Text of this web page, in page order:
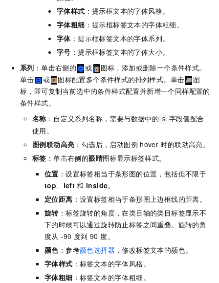
字体样式 ：提示框文本的字体风格。
字体粗细 ：提示框标签文本的字体粗细。
字体：提示框标签文本的字体系列。
字号 ：提示框标签文本的字体大小。
系列 ：单击右侧的 或
图标，添加或删除一个条件样式。
单击
或 图标配置多个条件样式的排列样式。单击
图
标，即可复制当前选中的条件样式配置并新增一个同样配置的
条件样式。
名称 ：自定义系列名称，需要与数据中的 s 字段值配合
使用。
图例联动高亮 ：勾选后，启动图例 hover 时的联动高亮。
标签 ：单击右侧的眼睛图标显示标签样式。
位置 ：设置标签相当于条形图的位置，包括但不限于
top、 left 和 inside。
定位距离 ：设置标签相当于条形图上边框线的距离。
旋转：标签旋转的角度，在类目轴的类目标签显示不
下的时候可以通过旋转防止标签之间重叠。旋转的角
度从 -90 度到 90 度。
颜色：参考颜色选择器 ，修改标签文本的颜色。
字体样式 ：标签文本的字体风格。
字体粗细 ：标签文本的字体粗细。